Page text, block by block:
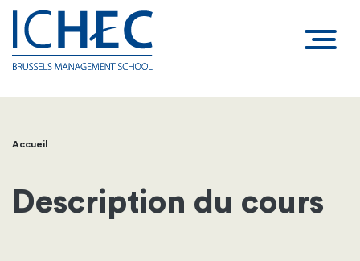
Fil
d'Ariane
Accueil
Description du cours